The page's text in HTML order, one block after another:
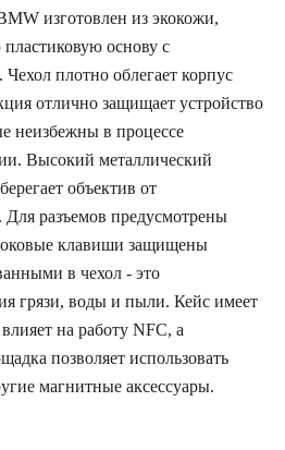
изготовлен из экокожи,
основу с
плотно облегает корпус
отлично защищает устройство
неизбежны в процессе
Высокий металлический
объектив от
Для разъемов предусмотрены
клавиши защищены
в чехол - это
грязи, воды и пыли. Кейс имеет
на работу NFC, а
позволяет использовать
магнитные аксессуары.